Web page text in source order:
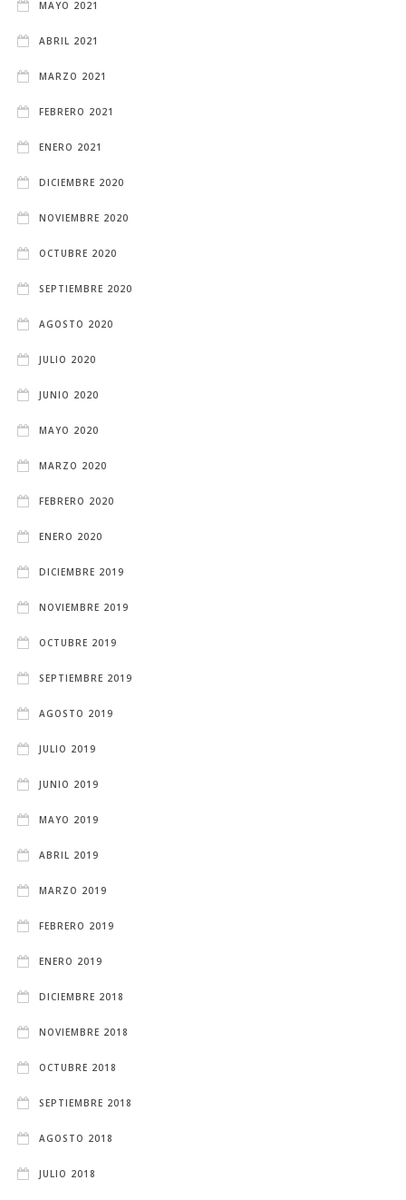
MAYO 2021
ABRIL 2021
MARZO 2021
FEBRERO 2021
ENERO 2021
DICIEMBRE 2020
NOVIEMBRE 2020
OCTUBRE 2020
SEPTIEMBRE 2020
AGOSTO 2020
JULIO 2020
JUNIO 2020
MAYO 2020
MARZO 2020
FEBRERO 2020
ENERO 2020
DICIEMBRE 2019
NOVIEMBRE 2019
OCTUBRE 2019
SEPTIEMBRE 2019
AGOSTO 2019
JULIO 2019
JUNIO 2019
MAYO 2019
ABRIL 2019
MARZO 2019
FEBRERO 2019
ENERO 2019
DICIEMBRE 2018
NOVIEMBRE 2018
OCTUBRE 2018
SEPTIEMBRE 2018
AGOSTO 2018
JULIO 2018